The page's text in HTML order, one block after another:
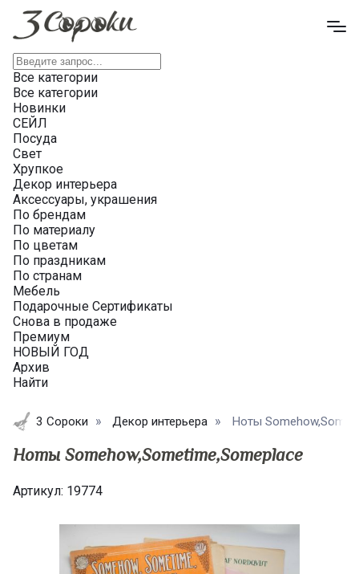
Все категории
Все категории
Новинки
СЕЙЛ
Посуда
Свет
Хрупкое
Декор интерьера
Аксессуары, украшения
По брендам
По материалу
По цветам
По праздникам
По странам
Мебель
Подарочные Сертификаты
Снова в продаже
Премиум
НОВЫЙ ГОД
Архив
Найти
3 Сороки Декор интерьера Ноты
Ноты Somehow,Sometime,Someplace
Артикул: 19774